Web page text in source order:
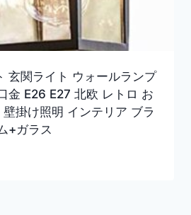
玄関ライト ウォールランプ
金 E26 E27 北欧 レトロ お
掛け照明 インテリア ブラ
+ガラス